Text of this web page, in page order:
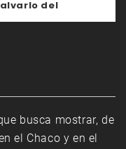
del
busca mostrar, de
el Chaco y en el